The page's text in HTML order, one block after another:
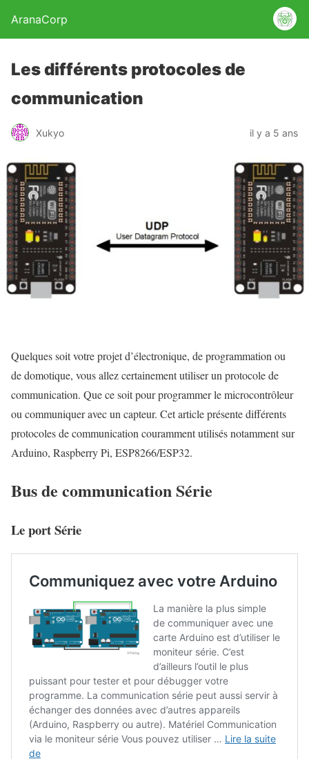
AranaCorp
Les différents protocoles de
communication
Xukyo il y a 5 ans
Quelques soit votre projet d’électronique, de programmation ou
de domotique, vous allez certainement utiliser un protocole de
communication. Que ce soit pour programmer le microcontrôleur
ou communiquer avec un capteur. Cet article présente différents
protocoles de communication couramment utilisés notamment sur
Arduino, Raspberry Pi, ESP8266/ESP32.
Bus de communication Série
Le port Série